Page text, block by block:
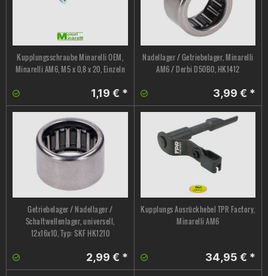
Kupplungsschraube Minarelli OEM,
Minarelli AM6, M5 x 0,8 x 20, Einzeln
1,19 € *
Nadellager / Getriebelager, Minarelli
AM6 / Derbi D50B0, HK1412
3,99 € *
Getriebelager / Nadellager /
Schaltwellenlager, universell,
12x16x10, Typ: SKF HK1210
2,99 € *
Kupplungs Ausrückhebel TPR Factory,
Minarelli AM6
34,95 € *